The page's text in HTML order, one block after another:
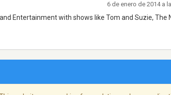
Entertainment with shows like Tom and Suzie, The
6 de enero de 2014 a